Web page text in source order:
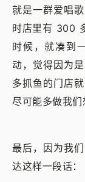
就是一群爱唱
时店里有 300
时候，就凑到
动，觉得因为
多抓鱼的门店
尽可能多做我们
最后，因为我
达这样一段话：